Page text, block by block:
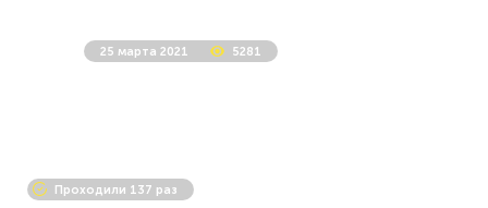
25 марта 2021 5281
Проходили 137 раз